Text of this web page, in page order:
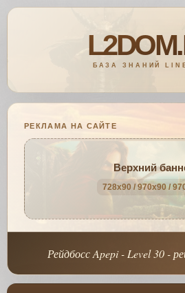
РЕКЛАМА НА САЙТЕ
Верхний
728x90 / 970x90 /
Рейдбосс Apepi - Level 30 -